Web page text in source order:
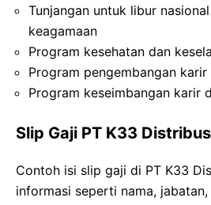
Tunjangan untuk libur
keagamaan
Program kesehatan dan
Program pengembangan karir
Program keseimbangan karir
Slip Gaji PT K33
Contoh isi slip gaji di PT K33
informasi seperti nama,